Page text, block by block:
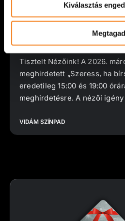
Kiválasztás
Megtagad
Műsorváltozás
Tisztelt Nézőink! A 2026.
meghirdetett „Szeress, ha
eredetileg 15:00 és 19:00
meghirdetésre. A nézői igény
VIDÁM SZÍNPAD